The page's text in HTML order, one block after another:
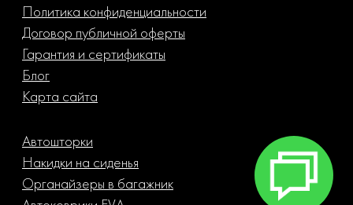
Политика конфиденциальности
Договор публичной оферты
Гарантия и сертификаты
Блог
Карта сайта
Автошторки
Накидки на сиденья
Органайзеры в багажник